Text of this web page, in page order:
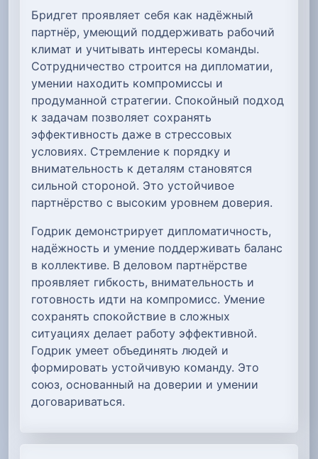
Бридгет проявляет себя как надёжный
партнёр, умеющий поддерживать рабочий
климат и учитывать интересы команды.
Сотрудничество строится на дипломатии,
умении находить компромиссы и
продуманной стратегии. Спокойный подход
к задачам позволяет сохранять
эффективность даже в стрессовых
условиях. Стремление к порядку и
внимательность к деталям становятся
сильной стороной. Это устойчивое
партнёрство с высоким уровнем доверия.
Годрик демонстрирует дипломатичность,
надёжность и умение поддерживать баланс
в коллективе. В деловом партнёрстве
проявляет гибкость, внимательность и
готовность идти на компромисс. Умение
сохранять спокойствие в сложных
ситуациях делает работу эффективной.
Годрик умеет объединять людей и
формировать устойчивую команду. Это
союз, основанный на доверии и умении
договариваться.